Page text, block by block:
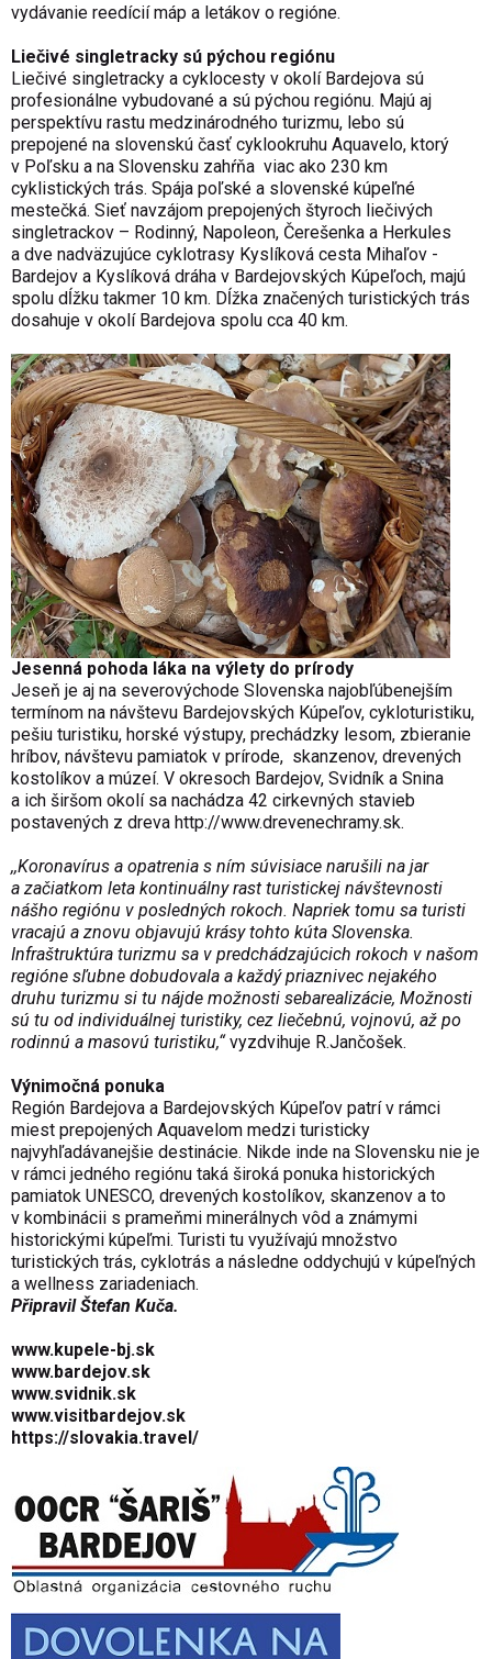
vydávanie reedícií máp a letákov o regióne.
Liečivé singletracky sú pýchou regiónu
Liečivé singletracky a cyklocesty v okolí Bardejova sú
profesionálne vybudované a sú pýchou regiónu. Majú aj
perspektívu rastu medzinárodného turizmu, lebo sú
prepojené na slovenskú časť cyklookruhu Aquavelo, ktorý
v Poľsku a na Slovensku zahŕňa viac ako 230 km
cyklistických trás. Spája poľské a slovenské kúpeľné
mestečká. Sieť navzájom prepojených štyroch liečivých
singletrackov – Rodinný, Napoleon, Čerešenka a Herkules
a dve nadväzujúce cyklotrasy Kyslíková cesta Mihaľov -
Bardejov a Kyslíková dráha v Bardejovských Kúpeľoch, majú
spolu dĺžku takmer 10 km. Dĺžka značených turistických trás
dosahuje v okolí Bardejova spolu cca 40 km.
Jesenná pohoda láka na výlety do prírody
Jeseň je aj na severovýchode Slovenska najobľúbenejším
termínom na návštevu Bardejovských Kúpeľov, cykloturistiku,
pešiu turistiku, horské výstupy, prechádzky lesom, zbieranie
hríbov, návštevu pamiatok v prírode, skanzenov, drevených
kostolíkov a múzeí. V okresoch Bardejov, Svidník a Snina
a ich širšom okolí sa nachádza 42 cirkevných stavieb
postavených z dreva http://www.drevenechramy.sk.
,,Koronavírus a opatrenia s ním súvisiace narušili na jar
a začiatkom leta kontinuálny rast turistickej návštevnosti
nášho regiónu v posledných rokoch. Napriek tomu sa turisti
vracajú a znovu objavujú krásy tohto kúta Slovenska.
Infraštruktúra turizmu sa v predchádzajúcich rokoch v našom
regióne sľubne dobudovala a každý priaznivec nejakého
druhu turizmu si tu nájde možnosti sebarealizácie, Možnosti
sú tu od individuálnej turistiky, cez liečebnú, vojnovú, až po
rodinnú a masovú turistiku,“vyzdvihuje R.Jančošek.
Výnimočná ponuka
Región Bardejova a Bardejovských Kúpeľov patrí v rámci
miest prepojených Aquavelom medzi turisticky
najvyhľadávanejšie destinácie. Nikde inde na Slovensku nie je
v rámci jedného regiónu taká široká ponuka historických
pamiatok UNESCO, drevených kostolíkov, skanzenov a to
v kombinácii s prameňmi minerálnych vôd a známymi
historickými kúpeľmi. Turisti tu využívajú množstvo
turistických trás, cyklotrás a následne oddychujú v kúpeľných
a wellness zariadeniach.
Připravil Štefan Kuča.
www.kupele-bj.sk
www.bardejov.sk
www.svidnik.sk
www.visitbardejov.sk
https://slovakia.travel/